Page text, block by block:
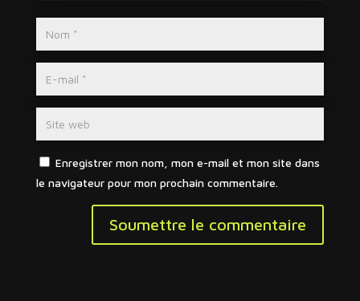
Enregistrer mon nom, mon e-mail et mon site dans
le navigateur pour mon prochain commentaire.
Soumettre le commentaire